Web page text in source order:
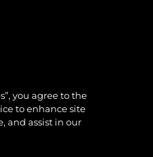
you agree to the
to enhance site
and assist in our